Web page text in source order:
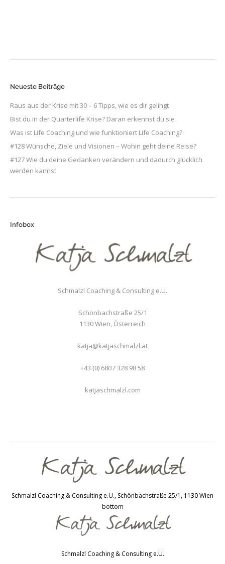
Neueste Beiträge
Raus aus der Krise mit 30 – 6 Tipps, wie es dir gelingt
Bist du in der Quarterlife Krise? Daran erkennst du sie
Was ist Life Coaching und wie funktioniert Life Coaching?
#128 Wünsche, Ziele und Visionen – Wohin geht deine Reise?
#127 Wie du deine Gedanken verändern und dadurch glücklich
werden kannst
Infobox
Schmalzl Coaching & Consulting e.U.
Schönbachstraße 25/1
1130Wien, Österreich
katja@katjaschmalzl.at
+43 (0) 680 / 328 98 58
katjaschmalzl.com
Schmalzl Coaching & Consulting e.U., Schönbachstraße 25/1, 1130 Wien
bottom
Schmalzl Coaching & Consulting e.U.